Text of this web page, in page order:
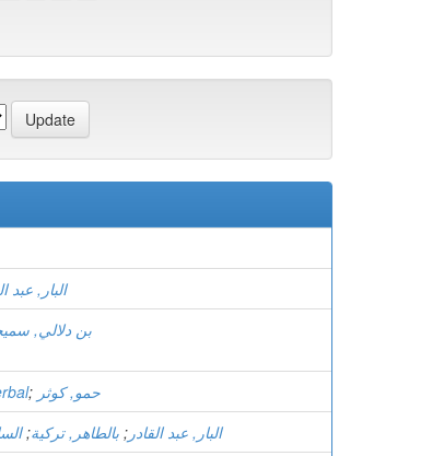
البار, عبد
بن دلالي,
; حمو, كوثر
البار, عبد القادر ; بالطاهر, تركية;